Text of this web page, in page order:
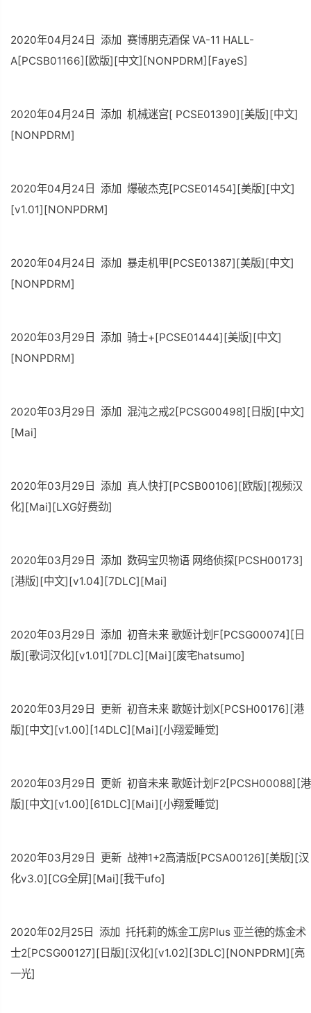
2020年04月24日 添加 赛博朋克酒保 VA-11 HALL-
A[PCSB01166][欧版][中文][NONPDRM][FayeS]
2020年04月24日 添加 机械迷宫[ PCSE01390][美版][中文]
[NONPDRM]
2020年04月24日 添加 爆破杰克[PCSE01454][美版][中文]
[v1.01][NONPDRM]
2020年04月24日 添加 暴走机甲[PCSE01387][美版][中文]
[NONPDRM]
2020年03月29日 添加 骑士+[PCSE01444][美版][中文]
[NONPDRM]
2020年03月29日 添加 混沌之戒2[PCSG00498][日版][中文]
[Mai]
2020年03月29日 添加 真人快打[PCSB00106][欧版][视频汉
化][Mai][LXG好费劲]
2020年03月29日 添加 数码宝贝物语 网络侦探[PCSH00173]
[港版][中文][v1.04][7DLC][Mai]
2020年03月29日 添加 初音未来 歌姬计划F[PCSG00074][日
版][歌词汉化][v1.01][7DLC][Mai][废宅hatsumo]
2020年03月29日 更新 初音未来 歌姬计划X[PCSH00176][港
版][中文][v1.00][14DLC][Mai][小翔爱睡觉]
2020年03月29日 更新 初音未来 歌姬计划F2[PCSH00088][港
版][中文][v1.00][61DLC][Mai][小翔爱睡觉]
2020年03月29日 更新 战神1+2高清版[PCSA00126][美版][汉
化v3.0][CG全屏][Mai][我干ufo]
2020年02月25日 添加 托托莉的炼金工房Plus 亚兰德的炼金术
士2[PCSG00127][日版][汉化][v1.02][3DLC][NONPDRM][亮
一光]